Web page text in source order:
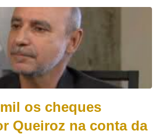
os cheques
Queiroz na conta da